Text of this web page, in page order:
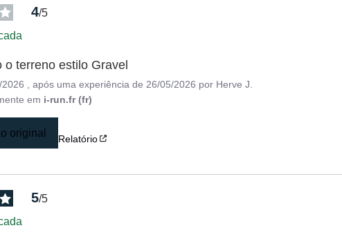
4/5
o terreno estilo Gravel
, após uma experiência de 26/05/2026 por Herve J.
em i-run.fr (fr)
original Relatório
5/5